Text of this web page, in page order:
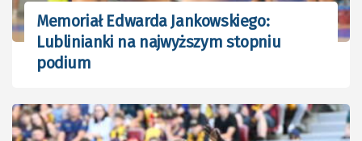
Memoriał Edwarda Jankowskiego:
Lublinianki na najwyższym stopniu
podium